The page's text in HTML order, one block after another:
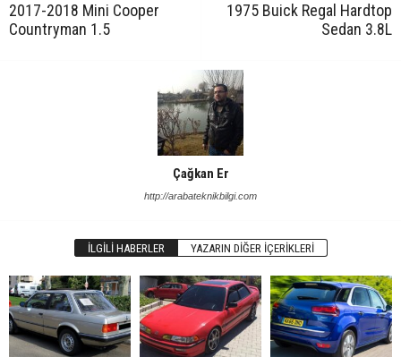
2017-2018 Mini Cooper
Countryman 1.5
1975 Buick Regal Hardtop
Sedan 3.8L
Çağkan Er
http://arabateknikbilgi.com
İLGILI HABERLER YAZARIN DIĞER İÇERIKLERI